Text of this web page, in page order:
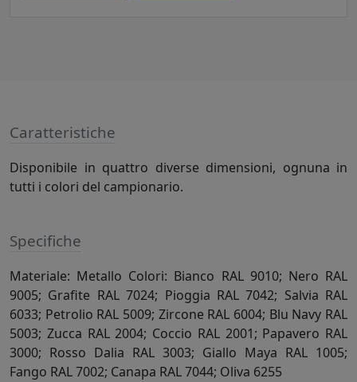
Caratteristiche
Disponibile in quattro diverse dimensioni, ognuna in
tutti i colori del campionario.
Specifiche
Materiale: Metallo Colori: Bianco RAL 9010; Nero RAL
9005; Grafite RAL 7024; Pioggia RAL 7042; Salvia RAL
6033; Petrolio RAL 5009; Zircone RAL 6004; Blu Navy RAL
5003; Zucca RAL 2004; Coccio RAL 2001; Papavero RAL
3000; Rosso Dalia RAL 3003; Giallo Maya RAL 1005;
Fango RAL 7002; Canapa RAL 7044; Oliva 6255